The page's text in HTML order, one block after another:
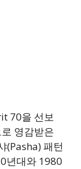
70을 선보
영감받은
(Pasha) 패턴
년대와 1980